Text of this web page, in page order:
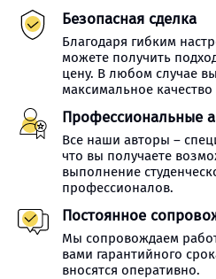
Безопасная сделка
Благодаря гибким
можете получить
цену. В любом случае
максимальное
Профессиональные
Все наши авторы –
что вы получаете
выполнение
профессионалов.
Постоянное
Мы сопровождаем
вами гарантийного
вносятся оперативно.